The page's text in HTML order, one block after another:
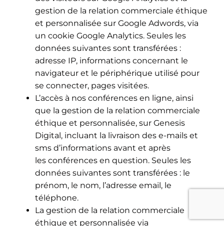
gestion de la relation commerciale éthique
et personnalisée sur Google Adwords, via
un cookie Google Analytics. Seules les
données suivantes sont transférées :
adresse IP, informations concernant le
navigateur et le périphérique utilisé pour
se connecter, pages visitées.
L’accès à nos conférences en ligne, ainsi
que la gestion de la relation commerciale
éthique et personnalisée, sur Genesis
Digital, incluant la livraison des e-mails et
sms d’informations avant et après
les conférences en question. Seules les
données suivantes sont transférées : le
prénom, le nom, l’adresse email, le
téléphone.
La gestion de la relation commerciale
éthique et personnalisée via